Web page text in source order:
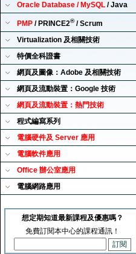
Oracle Database / MySQL / Java
PMP / PRINCE2®/ Scrum
Virtualization 及相關技術
特價全科證書
網頁及圖像：Adobe 及相關技術
網頁及流動裝置：Google 技術
網頁及流動裝置：熱門技術
程式編寫系列
電腦硬件及 Server 應用
電腦軟件應用
Office 辦公室應用
電腦網路應用
想定期知道最新課程及優惠嗎？
免費訂閱本中心的課程通訊！